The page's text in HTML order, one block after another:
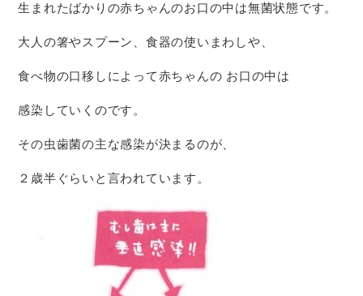
生まれたばかりの赤ちゃんのお口の中は無菌状態です。
大人の箸やスプーン、食器の使いまわしや、
食べ物の口移しによって赤ちゃんの お口の中は
感染していくのです。
その虫歯菌の主な感染が決まるのが、
２歳半ぐらいと言われています。